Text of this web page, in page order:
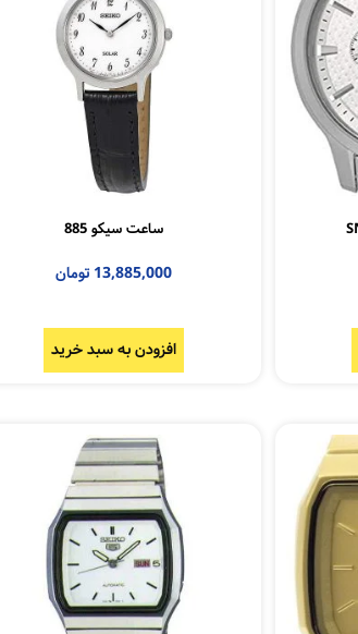
ساعت سیکو 885
13,885,000 تومان
افزودن به سبد خرید